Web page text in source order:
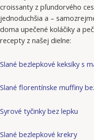
croissanty z pľundorvého
jednoduchšia a –
doma upečené koláčiky a
recepty z našej dielne:
Slané bezlepkové keksíky s
Slané florentínske muffiny
Syrové tyčinky bez lepku
Slané bezlepkové krekry